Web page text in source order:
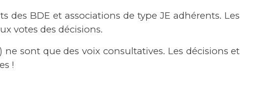
des BDE et associations de type JE adhérents. Les
votes des décisions.
sont que des voix consultatives. Les décisions et
!